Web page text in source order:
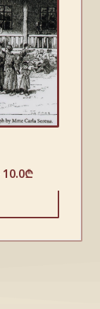
10.0₾